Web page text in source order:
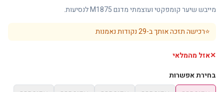
מייבש שיער קומפקטי ועוצמתי מדגם M1875 לנסיעות.
⭐רכישה תזכה אותך ב-29נקודות נאמנות
✕אזל מהמלאי
בחירת אפשרות